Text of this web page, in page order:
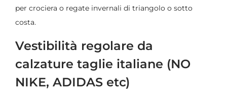
per crociera o regate invernali di triangolo o sotto
costa.
Vestibilità regolare da
calzature taglie italiane (NO
NIKE, ADIDAS etc)